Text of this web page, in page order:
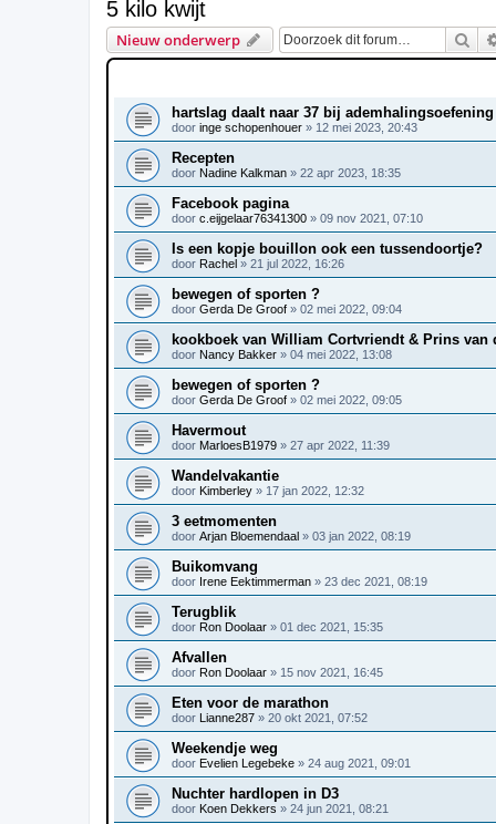
5 kilo kwijt
Nieuw onderwerp
hartslag daalt naar 37 bij ademhalingsoefening
door inge schopenhouer » 12 mei 2023, 20:43
Recepten
door Nadine Kalkman » 22 apr 2023, 18:35
Facebook pagina
door c.eijgelaar76341300 » 09 nov 2021, 07:10
Is een kopje bouillon ook een tussendoortje?
door Rachel » 21 jul 2022, 16:26
bewegen of sporten ?
door Gerda De Groof » 02 mei 2022, 09:04
kookboek van William Cortvriendt & Prins van
door Nancy Bakker » 04 mei 2022, 13:08
bewegen of sporten ?
door Gerda De Groof » 02 mei 2022, 09:05
Havermout
door MarloesB1979 » 27 apr 2022, 11:39
Wandelvakantie
door Kimberley » 17 jan 2022, 12:32
3 eetmomenten
door Arjan Bloemendaal » 03 jan 2022, 08:19
Buikomvang
door Irene Eektimmerman » 23 dec 2021, 08:19
Terugblik
door Ron Doolaar » 01 dec 2021, 15:35
Afvallen
door Ron Doolaar » 15 nov 2021, 16:45
Eten voor de marathon
door Lianne287 » 20 okt 2021, 07:52
Weekendje weg
door Evelien Legebeke » 24 aug 2021, 09:01
Nuchter hardlopen in D3
door Koen Dekkers » 24 jun 2021, 08:21